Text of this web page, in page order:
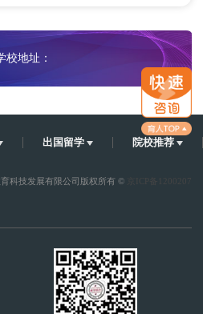
校地址：
出国留学 院校推荐
科技发展有限公司版权所有 ©
京ICP备1200207